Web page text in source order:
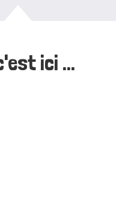
ici ...